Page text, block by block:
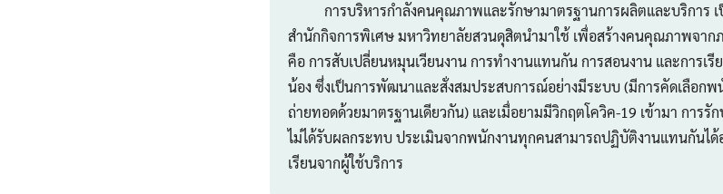
การบริหารกำลังคนคุณภาพและรักษามาตรฐานการผลิตและบริการ เป็
สำนักกิจการพิเศษ มหาวิทยาลัยสวนดุสิตนำมาใช้ เพื่อสร้างคนคุณภาพจาก
คือ การสับเปลี่ยนหมุนเวียนงาน การทำงานแทนกัน การสอนงาน และการเ
น้อง ซึ่งเป็นการพัฒนาและสั่งสมประสบการณ์อย่างมีระบบ (มีการคัดเลือก
ถ่ายทอดด้วยมาตรฐานเดียวกัน) และเมื่อยามมีวิกฤตโควิค-19 เข้ามา การรั
ไม่ได้รับผลกระทบ ประเมินจากพนักงานทุกคนสามารถปฏิบัติงานแทนกันไ
เรียนจากผู้ใช้บริการ